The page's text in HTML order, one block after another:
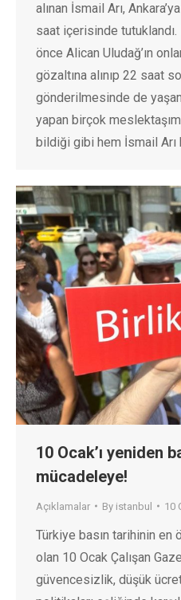
alınan İsmail Arı,
saat içerisinde
önce Alican Uludağ’ın
gözaltına alınıp 22 saat
gönderilmesinde de
yapan birçok
bildiği gibi hem İsmail Arı
10 Ocak’ı yeniden
mücadeleye!
Açıklamalar By istanbul 10
Türkiye basın tarihinin en
olan 10 Ocak Çalışan
güvencesizlik, düşük